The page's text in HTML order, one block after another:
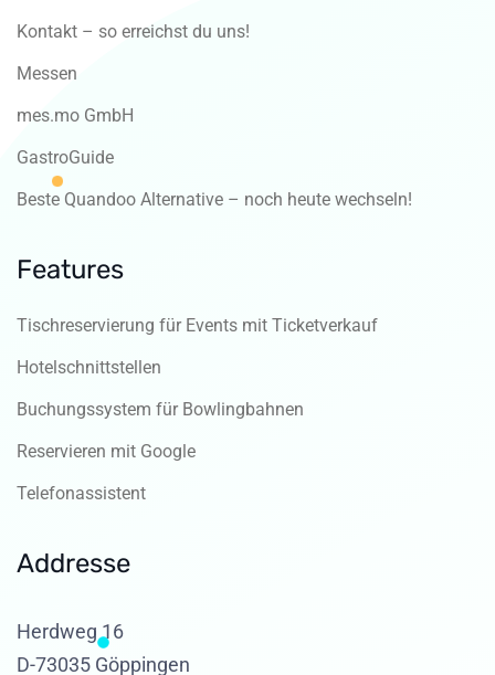
Kontakt – so erreichst du uns!
Messen
mes.mo GmbH
GastroGuide
Beste Quandoo Alternative – noch heute wechseln!
Features
Tischreservierung für Events mit Ticketverkauf
Hotelschnittstellen
Buchungssystem für Bowlingbahnen
Reservieren mit Google
Telefonassistent
Addresse
Herdweg 16
D-73035 Göppingen